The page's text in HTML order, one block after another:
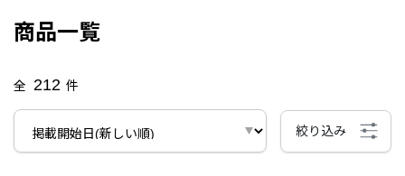
商品一覧
全 212 件
絞り込み